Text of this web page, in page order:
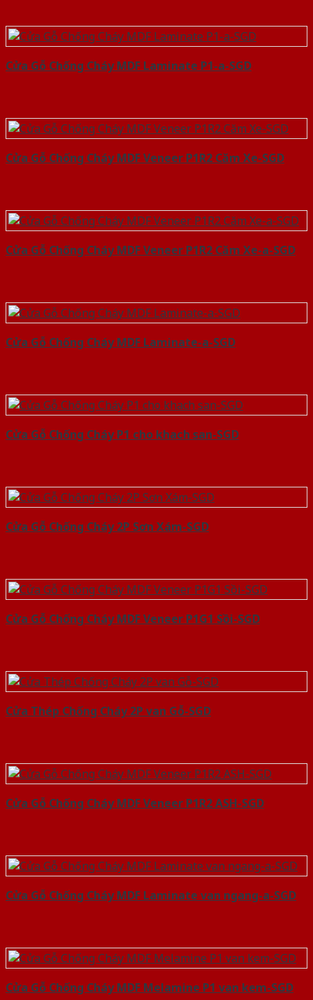
Cửa Gỗ Chống Cháy MDF Laminate P1-a-SGD
Cửa Gỗ Chống Cháy MDF Veneer P1R2 Căm Xe-SGD
Cửa Gỗ Chống Cháy MDF Veneer P1R2 Căm Xe-a-SGD
Cửa Gỗ Chống Cháy MDF Laminate-a-SGD
Cửa Gỗ Chống Cháy P1 cho khach san-SGD
Cửa Gỗ Chống Cháy 2P Sơn Xám-SGD
Cửa Gỗ Chống Cháy MDF Veneer P1G1 Sồi-SGD
Cửa Thép Chống Cháy 2P van Gỗ-SGD
Cửa Gỗ Chống Cháy MDF Veneer P1R2 ASH-SGD
Cửa Gỗ Chống Cháy MDF Laminate van ngang-a-SGD
Cửa Gỗ Chống Cháy MDF Melamine P1 van kem-SGD